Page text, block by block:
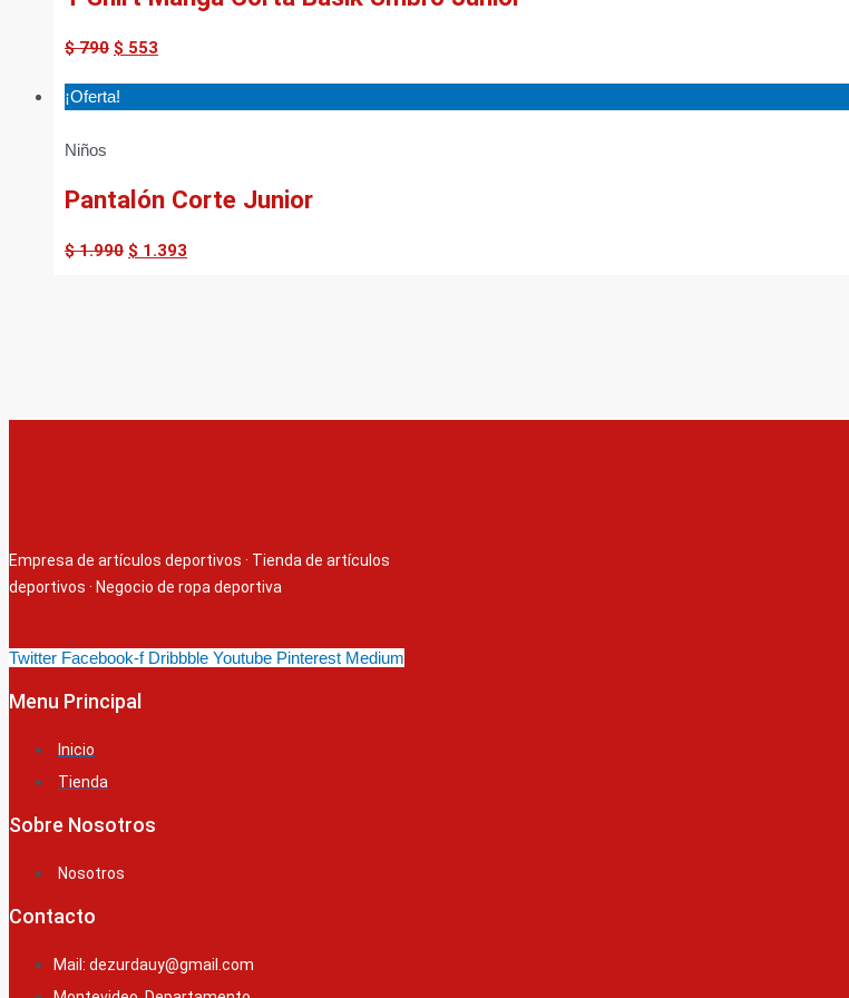
$790 $ 553
¡Oferta!
Niños
Pantalón Corte Junior
$1.990 $ 1.393
Empresa de artículos deportivos · Tienda de artículos
deportivos · Negocio de ropa deportiva
Twitter Facebook-f Dribbble Youtube Pinterest Medium
Menu Principal
Inicio
Tienda
Sobre Nosotros
Nosotros
Contacto
Mail: dezurdauy@gmail.com